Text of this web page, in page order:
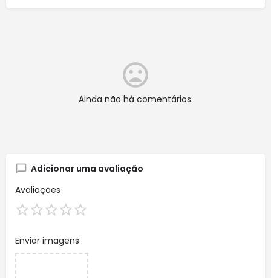
Ainda não há comentários.
Adicionar uma avaliação
Avaliações
Enviar imagens